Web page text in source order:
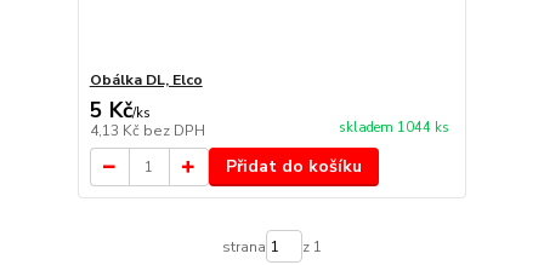
Obálka DL, Elco
5 Kč/ks
4,13 Kč bez DPH skladem 1044 ks
Přidat do košíku
strana z 1